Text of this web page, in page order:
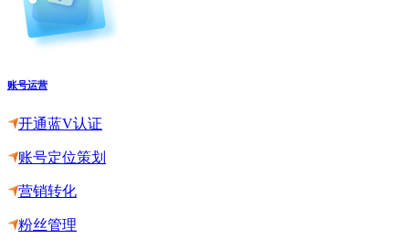
账号运营
开通蓝V认证
账号定位策划
营销转化
粉丝管理